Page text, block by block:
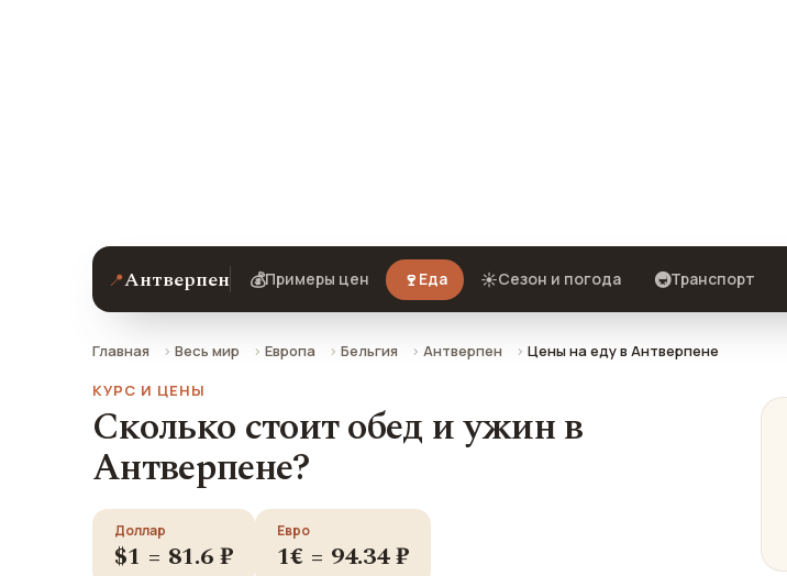
📍Антверпен 💰Примеры цен 🍷 Еда ☀️Сезон и погода 🚇Транспорт
Главная Весь мир Европа Бельгия Антверпен
Цены на еду в Антверпене
КУРС И ЦЕНЫ
Сколько стоит обед и ужин в
Антверпене?
Доллар
$1 = 81.6 ₽
Евро
1€ = 94.34 ₽